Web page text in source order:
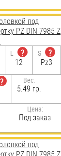
под
PZ DIN 7985 Z
L
?
12
S
?
Pz3
?
Вес:
5.49 гр.
Цена:
Под заказ
под